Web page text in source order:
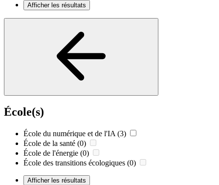
Afficher les résultats
École(s)
École du numérique et de l'IA (3)
École de la santé (0)
École de l'énergie (0)
École des transitions écologiques (0)
Afficher les résultats